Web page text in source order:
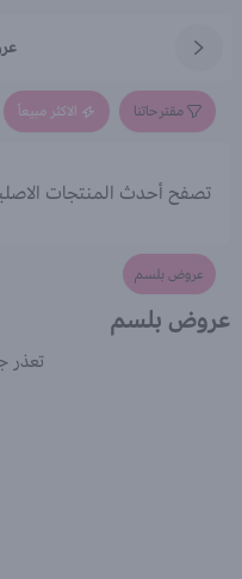
مقترحاتنا الاكثر مبيعاً
تصفح أحدث المنتجات
عروض بلسم
عروض بلسم
تعذر